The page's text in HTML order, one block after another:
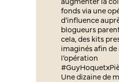
augmenter la
fonds via une
d’influence
blogueurs
cela, des kits
imaginés afin de
l’opération
Une dizaine de